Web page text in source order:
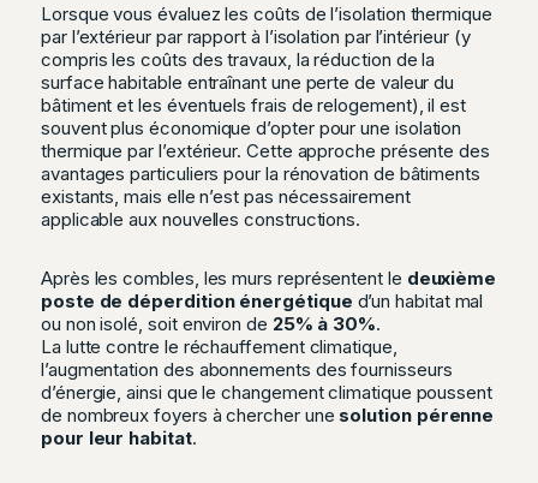
Lorsque vous évaluez les coûts de l’isolation thermique
par l’extérieur par rapport à l’isolation par l’intérieur (y
compris les coûts des travaux, la réduction de la
surface habitable entraînant une perte de valeur du
bâtiment et les éventuels frais de relogement), il est
souvent plus économique d’opter pour une isolation
thermique par l’extérieur. Cette approche présente des
avantages particuliers pour la rénovation de bâtiments
existants, mais elle n’est pas nécessairement
applicable aux nouvelles constructions.
Après les combles, les murs représentent le deuxième
poste de déperdition énergétique d’un habitat mal
ou non isolé, soit environ de 25% à 30%.
La lutte contre le réchauffement climatique,
l’augmentation des abonnements des fournisseurs
d’énergie, ainsi que le changement climatique poussent
de nombreux foyers à chercher une solution pérenne
pour leur habitat.